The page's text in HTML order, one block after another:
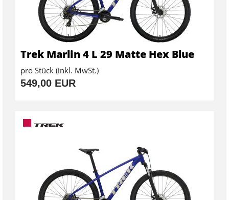
Trek Marlin 4 L 29 Matte Hex Blue
pro Stück (inkl. MwSt.)
549,00 EUR